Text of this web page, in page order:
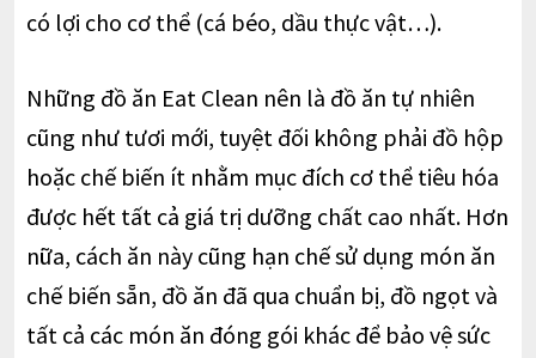
có lợi cho cơ thể (cá béo, dầu thực vật…).
Những đồ ăn Eat Clean nên là đồ ăn tự nhiên
cũng như tươi mới, tuyệt đối không phải đồ hộp
hoặc chế biến ít nhằm mục đích cơ thể tiêu hóa
được hết tất cả giá trị dưỡng chất cao nhất. Hơn
nữa, cách ăn này cũng hạn chế sử dụng món ăn
chế biến sẵn, đồ ăn đã qua chuẩn bị, đồ ngọt và
tất cả các món ăn đóng gói khác để bảo vệ sức